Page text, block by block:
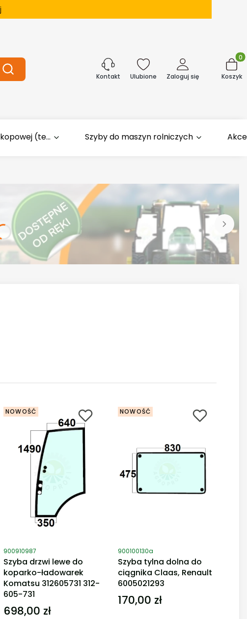
Szukaj Kontakt Ulubione Zaloguj się Koszyk
(te... Szyby do maszyn rolniczych
NOWOŚĆ
Kod produktu
900910987
Szyba drzwi lewe do
koparko-ładowarek
Komatsu 312605731 312-
605-731
Cena
698,00 zł
NOWOŚĆ
Kod produktu
900100130a
Szyba tylna dolna do
ciągnika Claas, Renault
6005021293
Cena
170,00 zł